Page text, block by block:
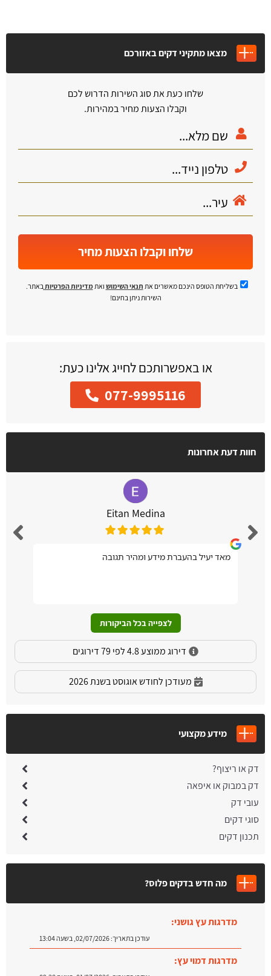
מצאו מתקיני דקים באזורכם
שלחו כעת את סוג השירות הדרוש לכם
וקבלו הצעות מחיר במהירות.
שלחו וקבלו הצעות מחיר
בשליחת הטופס הינכם מאשרים את תנאי השימוש ואתמדיניות הפרטיות באתר.
השירות ניתן בחינם!
או באפשרותכם לחייג אלינו כעת:
077-9995116
חוות דעת אחרונות
Eitan Medina
מאד יעיל בהעברת מידע ומהיר תגובה
לצפייה בכל הביקורות
דירוג ממוצע 4.8 לפי 79 דירוגים
מעודכן לחודש אוגוסט בשנת 2026
מידע מקצועי
דק או ריצוף?
דק במבוק או איפאה
עובי דק
סוגי דקים
תכנון דקים
מה חדש בדקים פלוס?
מדרגות עץ גושני:
עודכן בתאריך:02/07/2026, בשעה 13:04
מדרגות דמוי עץ: